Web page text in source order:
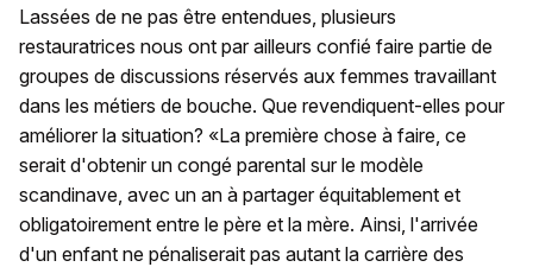
Lassées de ne pas être entendues, plusieurs
restauratrices nous ont par ailleurs confié faire partie de
groupes de discussions réservés aux femmes travaillant
dans les métiers de bouche. Que revendiquent-elles pour
améliorer la situation? «La première chose à faire, ce
serait d'obtenir un congé parental sur le modèle
scandinave, avec un an à partager équitablement et
obligatoirement entre le père et la mère. Ainsi, l'arrivée
d'un enfant ne pénaliserait pas autant la carrière des